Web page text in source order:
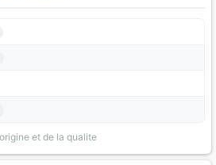
et de la qualite